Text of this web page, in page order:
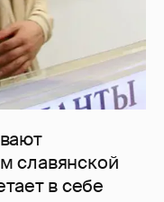
славянской
в себе